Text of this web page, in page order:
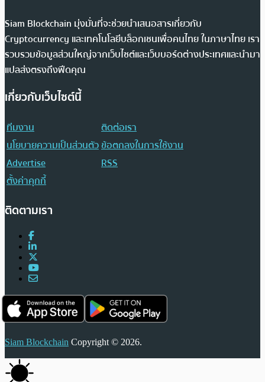
Siam Blockchain มุ่งมั่นที่จะช่วยนำเสนอสารเกี่ยวกับ
Cryptocurrency และเทคโนโลยีบล็อกเชนเพื่อคนไทย ในภาษาไทย เรา
รวบรวมข้อมูลส่วนใหญ่จากเว็บไซต์และเว็บบอร์ดต่างประเทศและนำมา
แปลส่งตรงถึงฟีดคุณ
เกี่ยวกับเว็บไซต์นี้
ทีมงาน
ติดต่อเรา
นโยบายความเป็นส่วนตัวข้อตกลงในการใช้งาน
Advertise
RSS
ตั้งค่าคุกกี้
ติดตามเรา
Siam Blockchain Copyright © 2026.